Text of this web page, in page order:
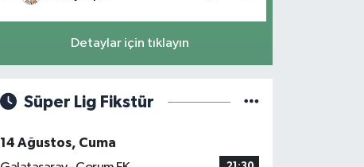
Detaylar için tıklayın
Süper Lig Fikstür
14 Ağustos, Cuma